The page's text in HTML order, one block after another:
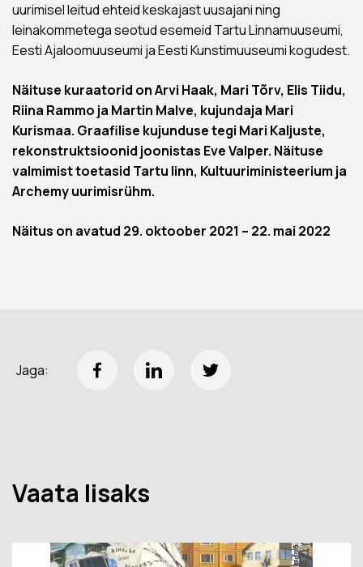
uurimisel leitud ehteid keskajast uusajani ning
leinakommetega seotud esemeid Tartu Linnamuuseumi,
Eesti Ajaloomuuseumi ja Eesti Kunstimuuseumi kogudest.
Näituse kuraatorid on Arvi Haak, Mari Tõrv, Elis Tiidu,
Riina Rammo ja Martin Malve, kujundaja Mari
Kurismaa. Graafilise kujunduse tegi Mari Kaljuste,
rekonstruktsioonid joonistas Eve Valper. Näituse
valmimist toetasid Tartu linn, Kultuuriministeerium ja
Archemy uurimisrühm.
Näitus on avatud 29. oktoober 2021 – 22. mai 2022
Jaga:
Vaata lisaks